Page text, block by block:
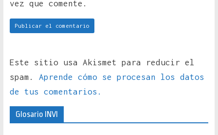
vez que comente.
Este sitio usa Akismet para reducir el
spam. Aprende cómo se procesan los datos
de tus comentarios.
Glosario INVI